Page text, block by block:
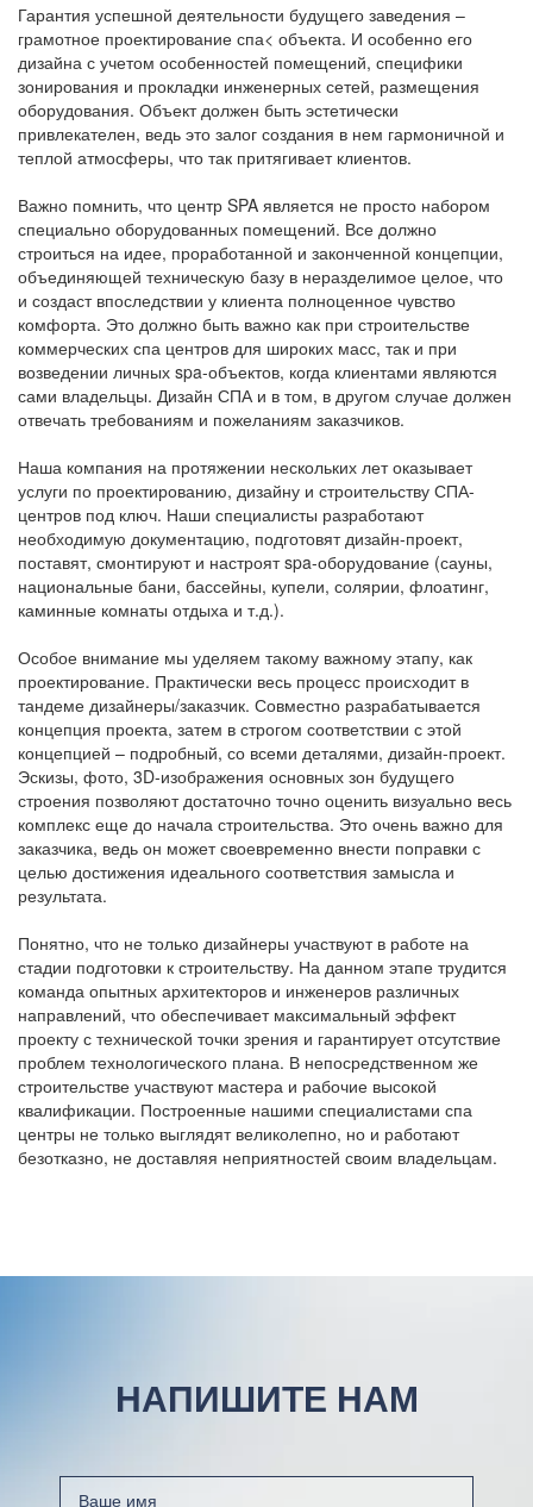
Гарантия успешной деятельности будущего заведения –
грамотное проектирование спа< объекта. И особенно его
дизайна с учетом особенностей помещений, специфики
зонирования и прокладки инженерных сетей, размещения
оборудования. Объект должен быть эстетически
привлекателен, ведь это залог создания в нем гармоничной и
теплой атмосферы, что так притягивает клиентов.
Важно помнить, что центр SPA является не просто набором
специально оборудованных помещений. Все должно
строиться на идее, проработанной и законченной концепции,
объединяющей техническую базу в неразделимое целое, что
и создаст впоследствии у клиента полноценное чувство
комфорта. Это должно быть важно как при строительстве
коммерческих спа центров для широких масс, так и при
возведении личных spa-объектов, когда клиентами являются
сами владельцы. Дизайн СПА и в том, в другом случае должен
отвечать требованиям и пожеланиям заказчиков.
Наша компания на протяжении нескольких лет оказывает
услуги по проектированию, дизайну и строительству СПА-
центров под ключ. Наши специалисты разработают
необходимую документацию, подготовят дизайн-проект,
поставят, смонтируют и настроят spa-оборудование (сауны,
национальные бани, бассейны, купели, солярии, флоатинг,
каминные комнаты отдыха и т.д.).
Особое внимание мы уделяем такому важному этапу, как
проектирование. Практически весь процесс происходит в
тандеме дизайнеры/заказчик. Совместно разрабатывается
концепция проекта, затем в строгом соответствии с этой
концепцией – подробный, со всеми деталями, дизайн-проект.
Эскизы, фото, 3D-изображения основных зон будущего
строения позволяют достаточно точно оценить визуально весь
комплекс еще до начала строительства. Это очень важно для
заказчика, ведь он может своевременно внести поправки с
целью достижения идеального соответствия замысла и
результата.
Понятно, что не только дизайнеры участвуют в работе на
стадии подготовки к строительству. На данном этапе трудится
команда опытных архитекторов и инженеров различных
направлений, что обеспечивает максимальный эффект
проекту с технической точки зрения и гарантирует отсутствие
проблем технологического плана. В непосредственном же
строительстве участвуют мастера и рабочие высокой
квалификации. Построенные нашими специалистами спа
центры не только выглядят великолепно, но и работают
безотказно, не доставляя неприятностей своим владельцам.
НАПИШИТЕ НАМ